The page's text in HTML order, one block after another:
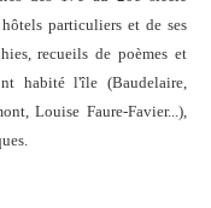
particuliers et de ses
recueils de poèmes et
habité l'île (Baudelaire,
Louise Faure-Favier...),